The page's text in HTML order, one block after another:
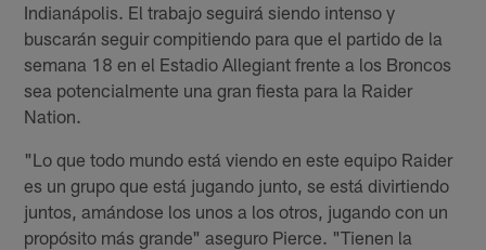
Indianápolis. El trabajo seguirá siendo intenso y
buscarán seguir compitiendo para que el partido de la
semana 18 en el Estadio Allegiant frente a los Broncos
sea potencialmente una gran fiesta para la Raider
Nation.
"Lo que todo mundo está viendo en este equipo Raider
es un grupo que está jugando junto, se está divirtiendo
juntos, amándose los unos a los otros, jugando con un
propósito más grande" aseguro Pierce. "Tienen la